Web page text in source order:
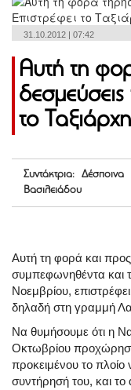
31.10.2012 | 07:42
Αυτή τη
το
Συντάκτρια: Δέσποινα
Βασιλειάδου
Αυτή τη φορά και
συμπεφωνηθέντα και
Νοεμβρίου,
δηλαδή στη γραμμή
Να θυμήσουμε ότι η
Οκτωβρίου
προκειμένου το πλοίο
συντήρησή του, και